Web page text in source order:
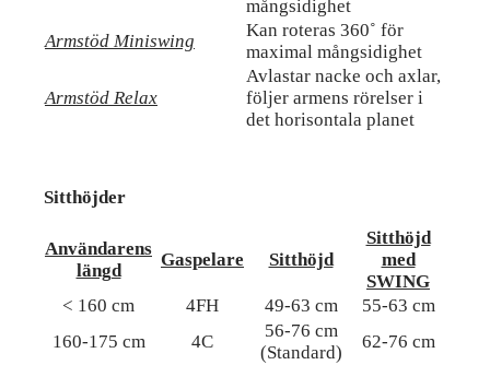
mångsidighet
Armstöd Miniswing
Kan roteras 360˚ för
maximal mångsidighet
Armstöd Relax
Avlastar nacke och axlar,
följer armens rörelser i
det horisontala planet
Sitthöjder
Användarens
längd
Gaspelare Sitthöjd
Sitthöjd
med
SWING
< 160 cm
4FH 49-63 cm
55-63 cm
160-175 cm
4C
56-76 cm
(Standard)
62-76 cm